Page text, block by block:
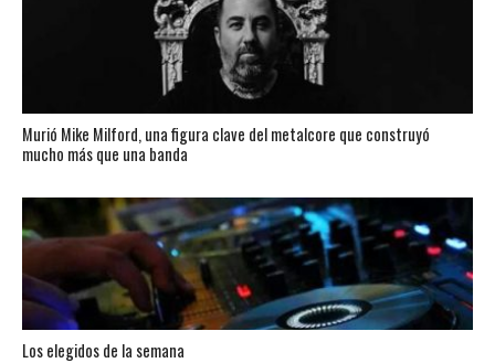
Murió Mike Milford, una figura clave del metalcore que construyó
mucho más que una banda
Los elegidos de la semana